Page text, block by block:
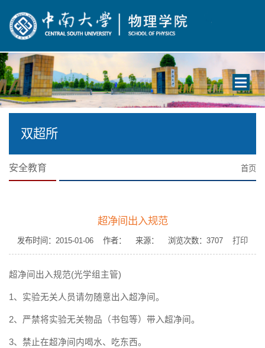
Toggle
双超所
安全教育 首页
超净间出入规范
发布时间：2015-01-06 作者： 来源： 浏览次数： 3707 打印
超净间出入规范(光学组主管)
1、实验无关人员请勿随意出入超净间。
2、严禁将实验无关物品（书包等）带入超净间。
3、禁止在超净间内喝水、吃东西。